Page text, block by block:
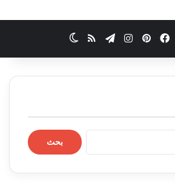
فيسبوكبينتيريستانستقرامتيلقرامملخص الموقع RSS
ح